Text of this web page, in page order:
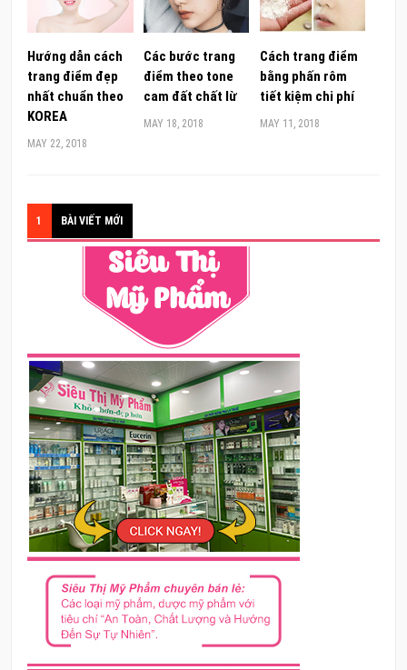
Hướng dẫn cách
trang điểm đẹp
nhất chuẩn theo
KOREA
MAY 22, 2018
Các bước trang
điểm theo tone
cam đất chất lừ
MAY 18, 2018
Cách trang điểm
bằng phấn rôm
tiết kiệm chi phí
MAY 11, 2018
1 BÀI VIẾT MỚI